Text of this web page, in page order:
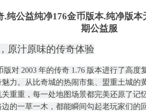
.纯公益纯净176金币版本.纯净版
期公益服
原汁原味的传奇体验
版对 2003 年的传奇 1.76 版本进行了高
力。从比奇城的热闹市集、盟重土城的
重重，每一处地图场景都完美还原了记
的一草一木，都能瞬间勾起老玩家们的